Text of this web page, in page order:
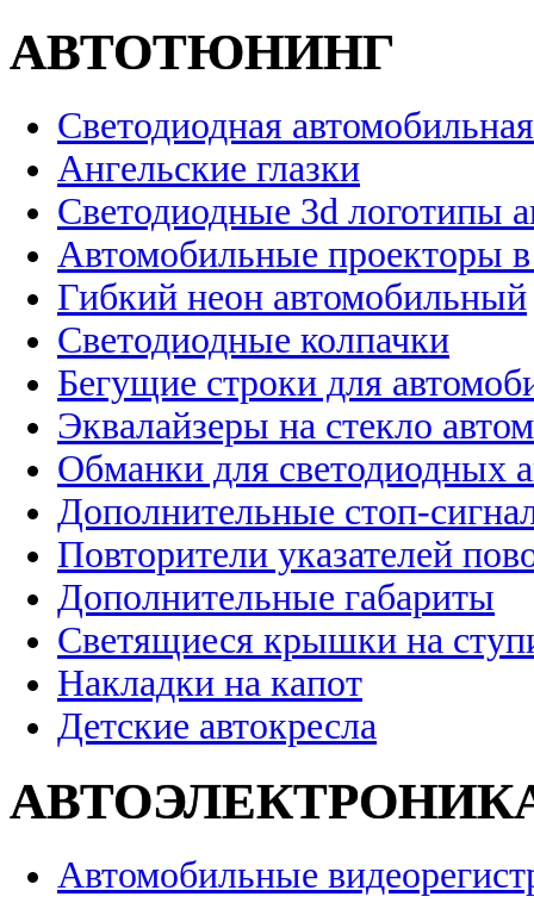
АВТОТЮНИНГ
Светодиодная
Ангельские глазки
Светодиодные 3d логотипы
Автомобильные проекторы
Гибкий неон автомобильный
Светодиодные колпачки
Бегущие строки для
Эквалайзеры на стекло
Обманки для светодиодных
Дополнительные стоп-
Повторители указателей
Дополнительные габариты
Светящиеся крышки на
Накладки на капот
Детские автокресла
Автомобильные